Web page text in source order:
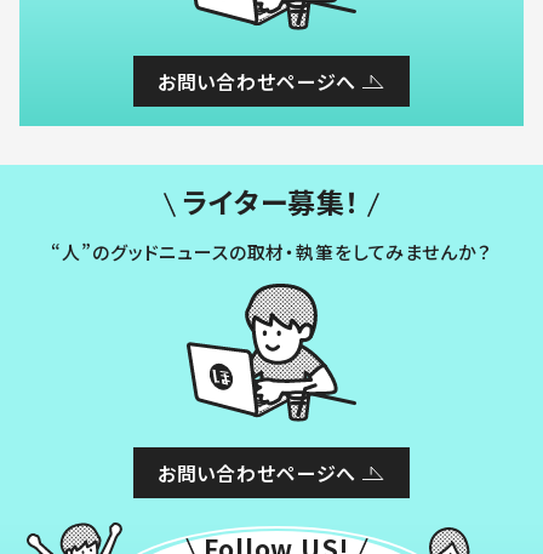
お問い合わせページへ
ライター募集！
“人”のグッドニュースの取材・執筆をしてみませんか？
お問い合わせページへ